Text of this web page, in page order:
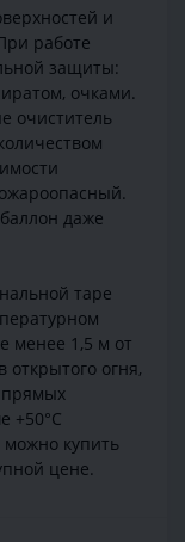
и
работе
защиты:
очками.
очиститель
даже
таре
менее 1,5 м от
огня,
прямых
+50°C
купить
цене.